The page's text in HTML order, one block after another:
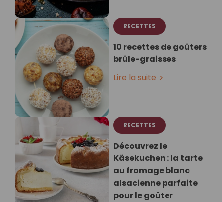
RECETTES
10 recettes de goûters
brûle-graisses
Lire la suite
RECETTES
Découvrez le
Käsekuchen : la tarte
au fromage blanc
alsacienne parfaite
pour le goûter